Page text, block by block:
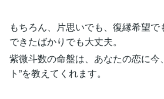
もちろん、片思いでも、復縁希望
できたばかりでも大丈夫。
紫微斗数の命盤は、あなたの恋に今
ト”を教えてくれます。